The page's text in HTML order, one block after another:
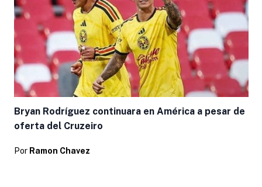
Bryan Rodríguez continuara en América a pesar de
oferta del Cruzeiro
Por Ramon Chavez